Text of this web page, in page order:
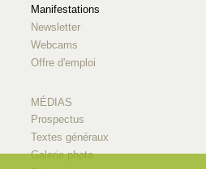
Manifestations
Newsletter
Webcams
Offre d'emploi
MÉDIAS
Prospectus
Textes généraux
Galerie photo